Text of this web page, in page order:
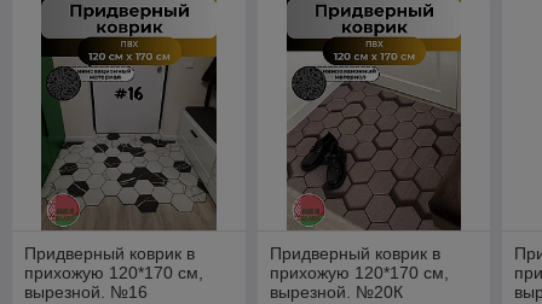
Придверный коврик в
прихожую 120*170 см,
вырезной. №16
Придверный коврик в
прихожую 120*170 см,
вырезной. №20К